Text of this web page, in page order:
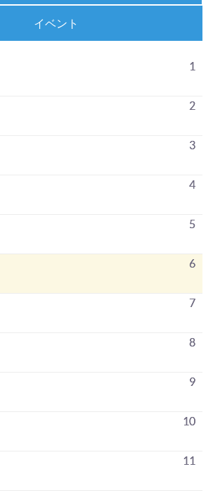
イベント
1
2
3
4
5
6
7
8
9
10
11